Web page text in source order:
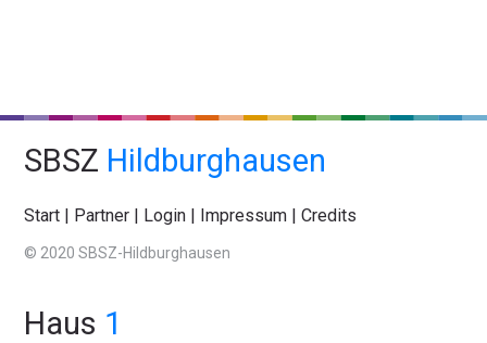
SBSZ Hildburghausen
Start | Partner | Login | Impressum |Credits
© 2020 SBSZ-Hildburghausen
Haus 1